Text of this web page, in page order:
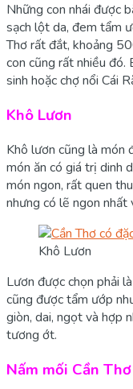
Những con nhái được
sạch lột da, đem tẩm
Thơ rất đắt, khoảng
con cũng rất nhiều đó.
sinh hoặc chợ nổi Cái
Khô Lươn
Khô lươn cũng là món
món ăn có giá trị dinh
món ngon, rất quen
nhưng có lẽ ngon nhất
Khô Lươn
Lươn được chọn phải
cũng được tẩm ướp
giòn, dai, ngọt và hợp
tương ớt.
Nấm mối Cần Thơ